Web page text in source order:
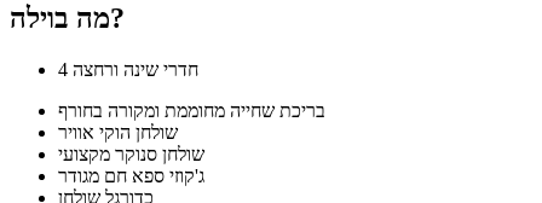
מה בוילה?
4 חדרי שינה ורחצה
בריכת שחייה מחוממת ומקורה בחורף
שולחן הוקי אוויר
שולחן סנוקר מקצועי
ג'קוזי ספא חם מגודר
כדורגל שולחן